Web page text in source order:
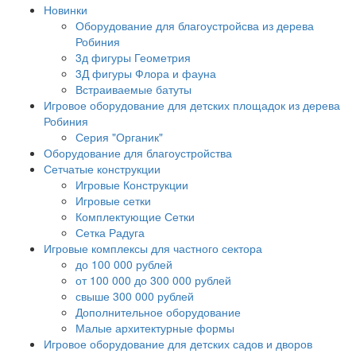
Новинки
Оборудование для благоустройсва из дерева
Робиния
3д фигуры Геометрия
3Д фигуры Флора и фауна
Встраиваемые батуты
Игровое оборудование для детских площадок из дерева
Робиния
Серия "Органик"
Оборудование для благоустройства
Сетчатые конструкции
Игровые Конструкции
Игровые сетки
Комплектующие Сетки
Сетка Радуга
Игровые комплексы для частного сектора
до 100 000 рублей
от 100 000 до 300 000 рублей
свыше 300 000 рублей
Дополнительное оборудование
Малые архитектурные формы
Игровое оборудование для детских садов и дворов